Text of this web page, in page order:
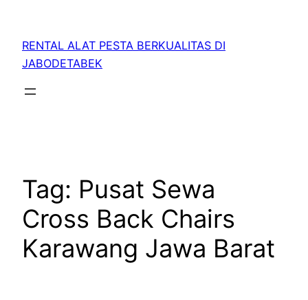
RENTAL ALAT PESTA BERKUALITAS DI
JABODETABEK
Tag: Pusat Sewa
Cross Back Chairs
Karawang Jawa Barat